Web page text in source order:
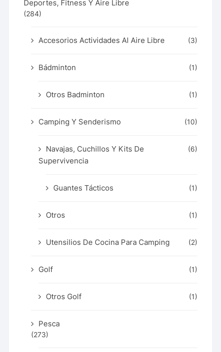
Deportes, Fitness Y Aire Libre
(284)
Accesorios Actividades Al Aire Libre (3)
Bádminton (1)
Otros Badminton (1)
Camping Y Senderismo (10)
Navajas, Cuchillos Y Kits De
Supervivencia
(6)
Guantes Tácticos (1)
Otros (1)
Utensilios De Cocina Para Camping (2)
Golf (1)
Otros Golf (1)
Pesca
(273)